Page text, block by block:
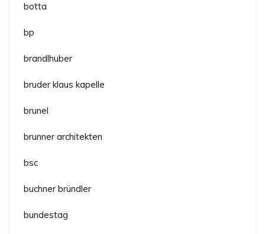
botta
bp
brandlhuber
bruder klaus kapelle
brunel
brunner architekten
bsc
buchner bründler
bundestag